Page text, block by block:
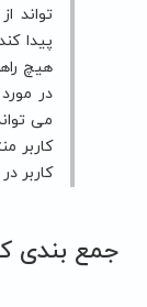
تواند
پیدا
هیچ
در
می
کاربر
کاربر
جمع بندی